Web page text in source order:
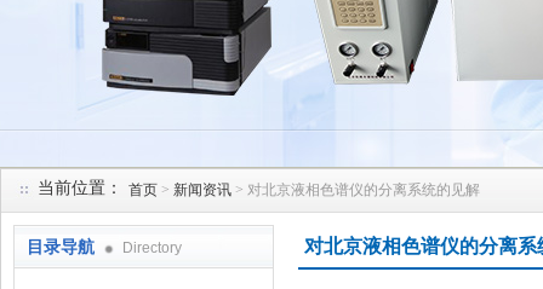
当前位置： 首页 > 新闻资讯 > 对北京液相色谱仪的分离系统的见解
目录导航 Directory 对北京液相色谱仪的分离系